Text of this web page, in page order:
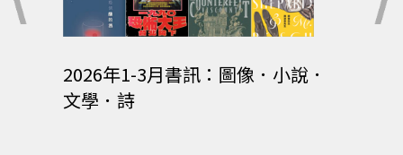
2026年1-3月書訊：圖像．小說．
文學．詩